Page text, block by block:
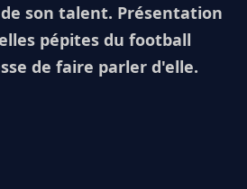
son talent. Présentation
pépites du football
de faire parler d'elle.